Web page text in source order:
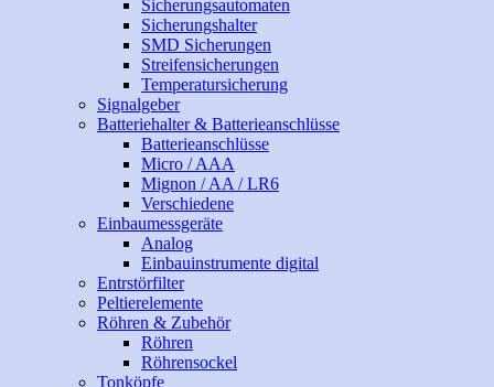
Sicherungsautomaten
Sicherungshalter
SMD Sicherungen
Streifensicherungen
Temperatursicherung
Signalgeber
Batteriehalter & Batterieanschlüsse
Batterieanschlüsse
Micro / AAA
Mignon / AA / LR6
Verschiedene
Einbaumessgeräte
Analog
Einbauinstrumente digital
Entrstörfilter
Peltierelemente
Röhren & Zubehör
Röhren
Röhrensockel
Tonköpfe